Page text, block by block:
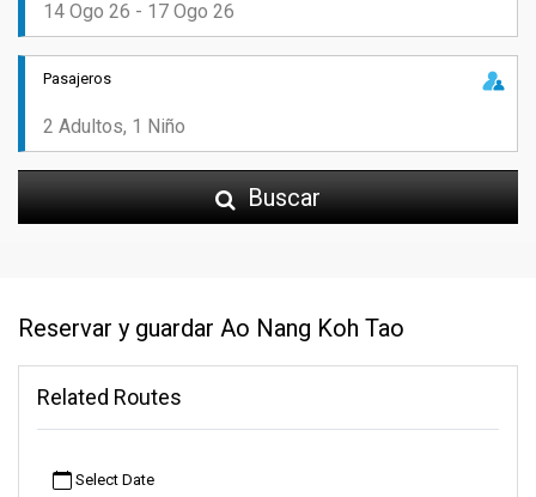
Pasajeros
Buscar
Reservar y guardar Ao Nang Koh Tao
Related Routes
Select Date